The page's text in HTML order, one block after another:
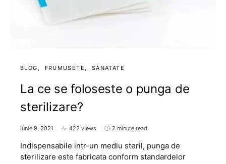
BLOG FRUMUSETE SANATATE
La ce se foloseste o punga de
sterilizare?
iunie 9, 2021 422 views 2 minute read
Indispensabile intr-un mediu steril, punga de
sterilizare este fabricata conform standardelor